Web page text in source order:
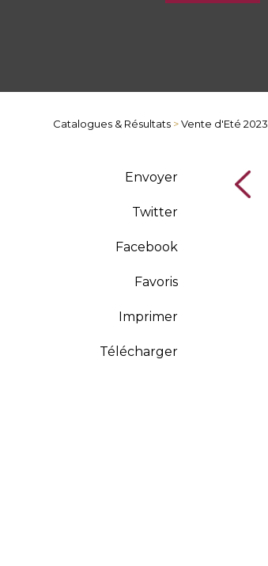
Catalogues & Résultats >Vente d'Eté 2023
Envoyer
Twitter
Facebook
Favoris
Imprimer
Télécharger